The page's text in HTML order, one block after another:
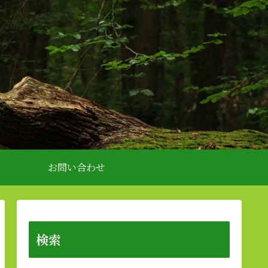
お問い合わせ
検索